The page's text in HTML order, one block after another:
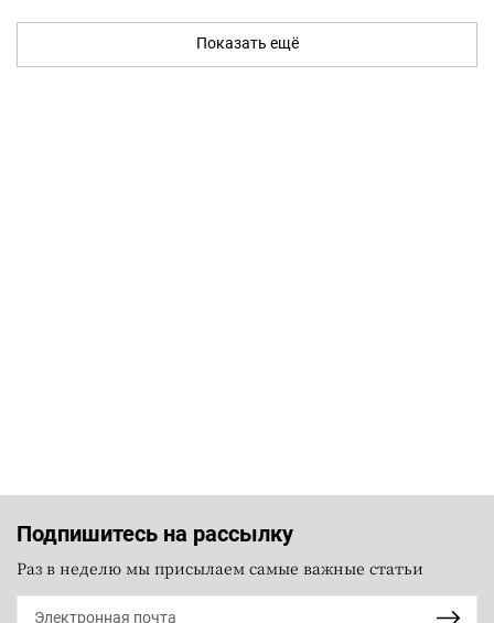
Показать ещё
Подпишитесь на рассылку
Раз в неделю мы присылаем самые важные статьи